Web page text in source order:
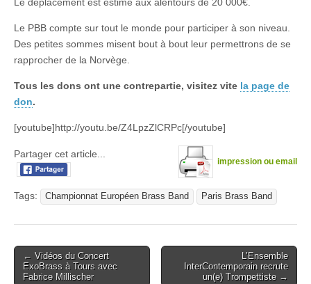
Le PBB compte sur tout le monde pour participer à son niveau.
Des petites sommes misent bout à bout leur permettrons de se
rapprocher de la Norvège.
Tous les dons ont une contrepartie, visitez vite la page de
don.
[youtube]http://youtu.be/Z4LpzZlCRPc[/youtube]
impression ou email
Partager cet article...
Tags: Championnat Européen Brass Band Paris Brass Band
Post
navigation
← Vidéos du Concert
ExoBrass à Tours avec
Fabrice Millischer
L’Ensemble
InterContemporain recrute
un(e) Trompettiste →